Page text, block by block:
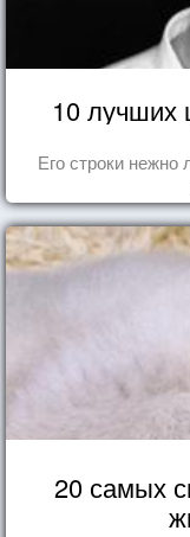
10 лучших
Его строки
20 самых